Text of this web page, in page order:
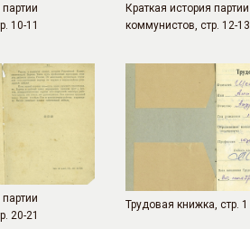
10-11
Краткая история партии
коммунистов, стр. 12-13
20-21
Трудовая книжка, стр. 1